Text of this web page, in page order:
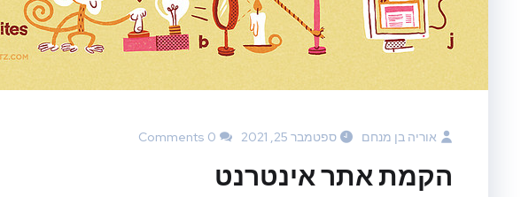
אוריה בן מנחם ספטמבר 25, 2021 0 Comments
הקמת אתר אינטרנט